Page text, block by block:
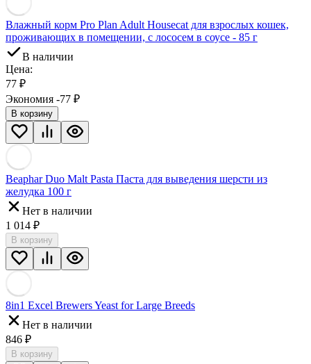
Влажный корм Pro Plan Adult Housecat для взрослых кошек,
проживающих в помещении, с лососем в соусе - 85 г
В наличии
Цена:
77 ₽
Экономия -77 ₽
В корзину
Beaphar Duo Malt Pasta Паста для выведения шерсти из
желудка 100 г
Нет в наличии
1 014 ₽
В корзину
8in1 Excel Brewers Yeast for Large Breeds
Нет в наличии
846 ₽
В корзину